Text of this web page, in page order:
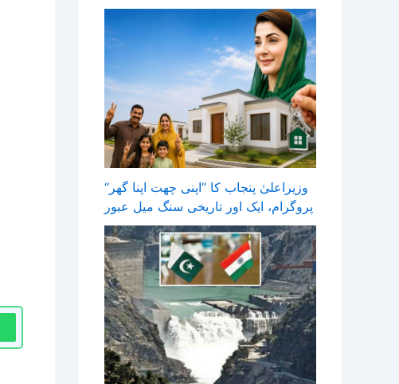
وزیراعلیٰ پنجاب کا ’’اپنی چھت اپنا گھر‘‘
پروگرام، ایک اور تاریخی سنگ میل عبور